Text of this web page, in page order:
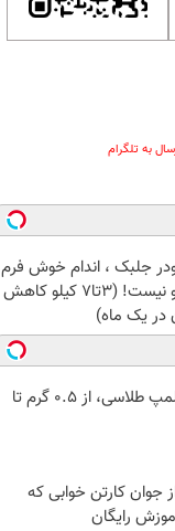
به تلگرام
جلبک ، اندام خوش فرم
آرزو نیست! (3تا7 کیلو کاهش
در یک ماه)
خرید شمش پلمپ طلاسی، از ۰.۵ گرم تا
جوان کارتن خوابی که
رایگان